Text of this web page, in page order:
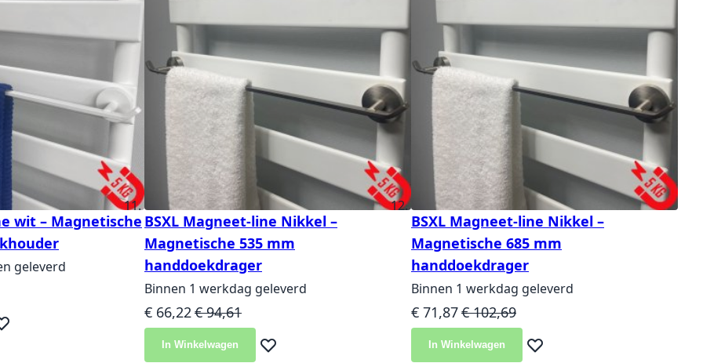
wit – Magnetische
geleverd
toe aan verlanglijst
BSXL Magneet-line Nikkel –
Magnetische 535 mm
handdoekdrager
Binnen 1 werkdag geleverd
Speciale prijs
€ 66,22Normale prijs
€ 94,61
In Winkelwagen Voeg toe aan verlanglijst
BSXL Magneet-line Nikkel –
Magnetische 685 mm
handdoekdrager
Binnen 1 werkdag geleverd
Speciale prijs
€ 71,87Normale prijs
€ 102,69
In Winkelwagen Voeg toe aan verlanglijst